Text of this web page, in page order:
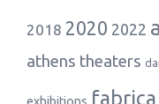
2018 2020 2022
athens theaters